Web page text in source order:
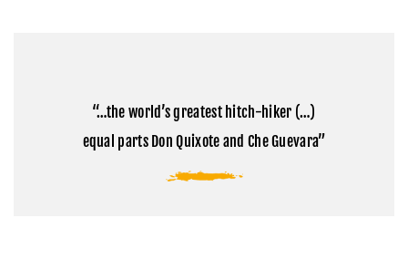
del
Tibet
campamento
base
Everest
“…the world’s greatest hitch-hiker (…)
equal parts Don Quixote and Che Guevara”